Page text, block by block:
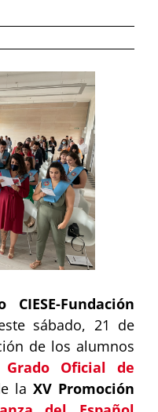
Fundación
sábado, 21 de
de los alumnos
Grado Oficial de
la XV Promoción